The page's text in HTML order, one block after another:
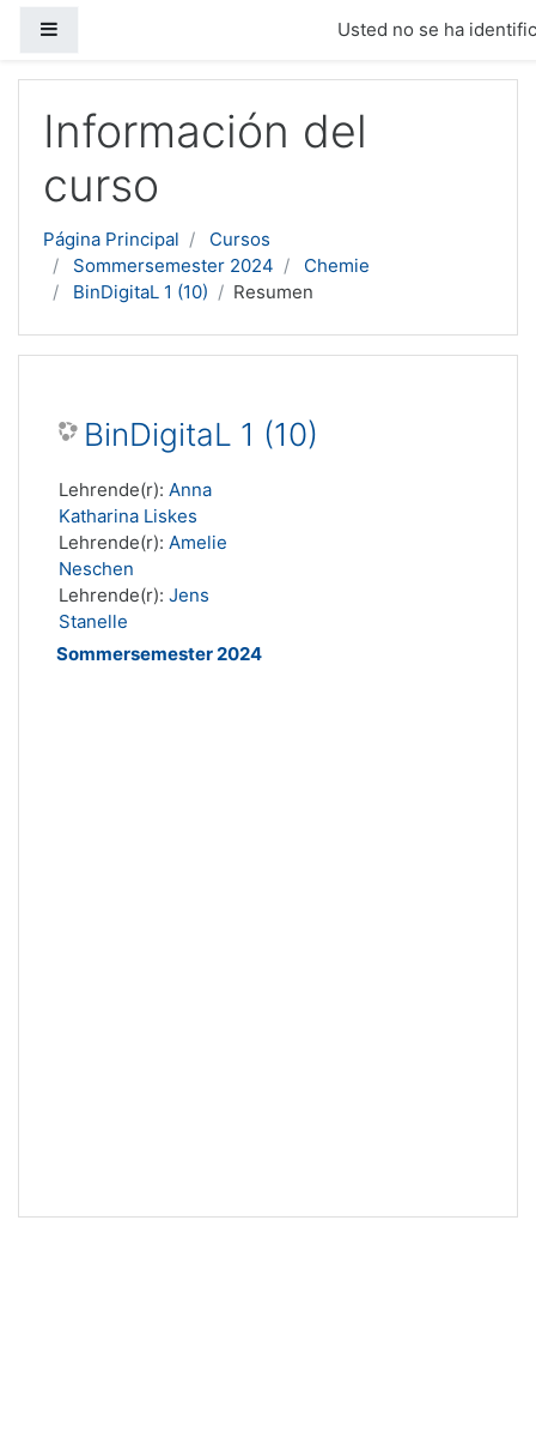
Usted no se ha
Información del
curso
Página Principal
Cursos
Sommersemester 2024
Chemie
BinDigitaL 1 (10)
Resumen
BinDigitaL 1 (10)
Lehrende(r): Anna
Katharina Liskes
Lehrende(r): Amelie
Neschen
Lehrende(r): Jens
Stanelle
Sommersemester 2024